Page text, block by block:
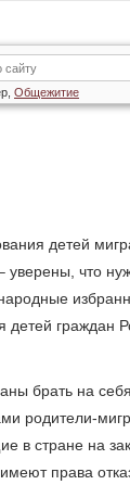
Общежитие
детей
уверены, что
детей граждан
брать на
родители-
в стране на
права